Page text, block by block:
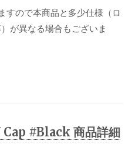
すので本商品と多少仕様（ロ
が異なる場合もございま
Cap #Black 商品詳細